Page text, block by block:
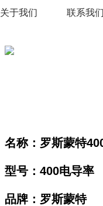
关于我们 联系我
名称：罗斯蒙特
型号：400电导率
品牌：罗斯蒙特